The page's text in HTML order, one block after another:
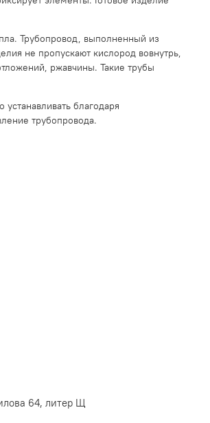
Трубопровод, выполненный из
не пропускают кислород вовнутрь,
ржавчины. Такие трубы
благодаря
трубопровода.
64, литер Щ